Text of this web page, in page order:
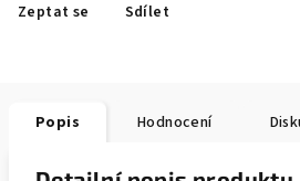
Zeptat se Sdílet
Popis Hodnocení